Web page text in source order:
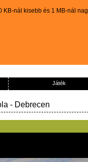
KB-nál kisebb és 1 MB-nál
Játék
- Debrecen